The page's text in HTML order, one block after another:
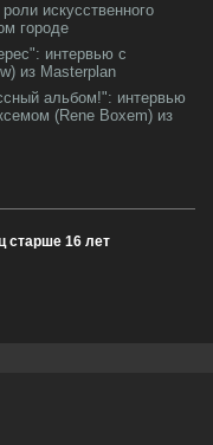
искусственного
городе
интервью с
из Masterplan
альбом!": интервью
(Rene Boxem) из
старше 16 лет